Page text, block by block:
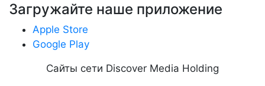
Загружайте наше приложение
Apple Store
Google Play
Сайты сети Discover Media Holding